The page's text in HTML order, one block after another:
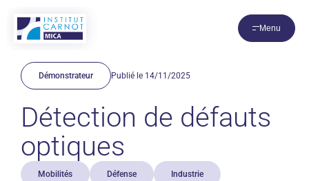
Menu
Démonstrateur Publié le 14/11/2025
Détection de défauts
optiques
Mobilités Défense Industrie